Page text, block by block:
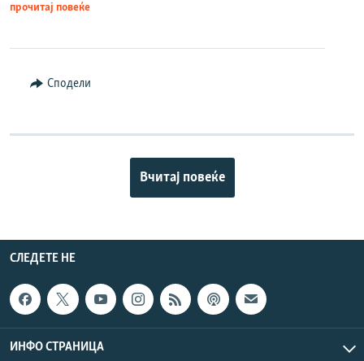
прочитај повеќе
Сподели
Вчитај повеќе
СЛЕДЕТЕ НЕ
ИНФО СТРАНИЦА